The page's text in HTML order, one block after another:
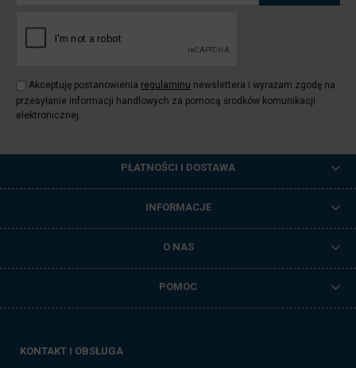
Akceptuję postanowienia regulaminu newslettera i wyrażam zgodę na
przesyłanie informacji handlowych za pomocą środków komunikacji
elektronicznej.
PŁATNOŚCI I DOSTAWA
INFORMACJE
O NAS
POMOC
KONTAKT I OBSŁUGA